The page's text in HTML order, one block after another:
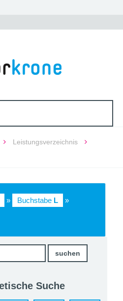
Leistungsverzeichnis
» Buchstabe L »
Suche